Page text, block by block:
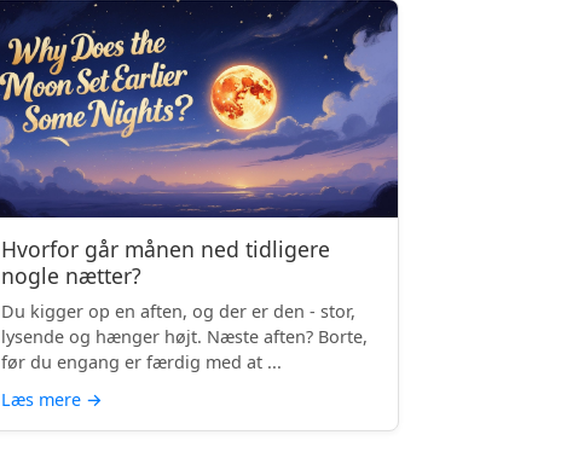
Hvorfor går månen ned tidligere
nogle nætter?
Du kigger op en aften, og der er den - stor,
lysende og hænger højt. Næste aften? Borte,
før du engang er færdig med at ...
Læs mere →